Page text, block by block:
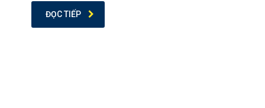
ĐỌC TIẾP